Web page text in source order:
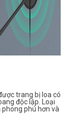
trang bị loa có
độc lập. Loại
phú hơn và